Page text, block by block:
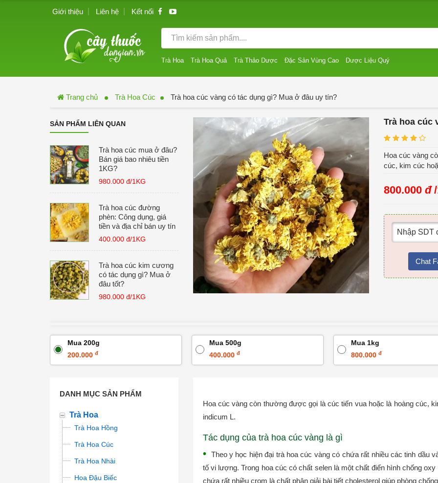
Giới thiệu Liên hệ Kết nối
Trà Hoa Trà Hoa Quả Trà Thảo Dược Đặc Sản Vùng Cao Dược Liệu Quý
Trang chủ Trà Hoa Cúc Trà hoa cúc vàng có tác dụng gì? Mua ở đâu uy tín?
SẢN PHẨM LIÊN QUAN
Trà hoa cúc mua ở đâu?
Bán giá bao nhiêu tiền
1KG?
980.000 đ/1KG
Trà hoa cúc đường
phèn: Công dụng, giá
tiền và địa chỉ bán uy tín
400.000 đ/1KG
Trà hoa cúc kim cương
có tác dụng gì? Mua ở
đâu tốt?
980.000 đ/1KG
Trà hoa cúc
Hoa cúc vàng
cúc, kim cúc
800.000 đ
Chat
Mua 200g
200.000 đ
Mua 500g
400.000 đ
Mua 1kg
800.000 đ
DANH MỤC SẢN PHẨM
Trà Hoa
Trà Hoa Hồng
Trà Hoa Cúc
Trà Hoa Nhài
Hoa Đậu Biếc
Hoa cúc vàng còn thường được gọi là cúc tiến vua hoặc là hoàng cúc,
indicum L.
Tác dụng của trà hoa cúc vàng là gì
Theo y học hiện đại trà hoa cúc vàng có chứa rất nhiều các tinh dầu
tố vi lượng. Trong hoa cúc có chất selen là một chất điển hình chống
chứa rất nhiều crom là chất phân giải bài tiết cholesterol giúp phòng